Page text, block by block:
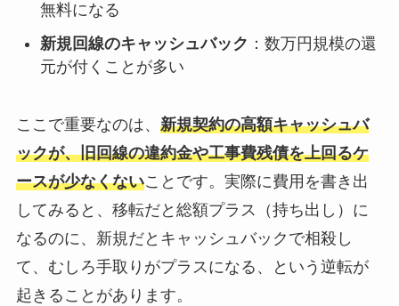
無料になる
新規回線のキャッシュバック ：数万円規模の還
元が付くことが多い
ここで重要なのは、 新規契約の高額キャッシュバ
ックが、旧回線の違約金や工事費残債を上回るケ
ースが少なくないことです。実際に費用を書き出
してみると、移転だと総額プラス（持ち出し）に
なるのに、新規だとキャッシュバックで相殺し
て、むしろ手取りがプラスになる、という逆転が
起きることがあります。